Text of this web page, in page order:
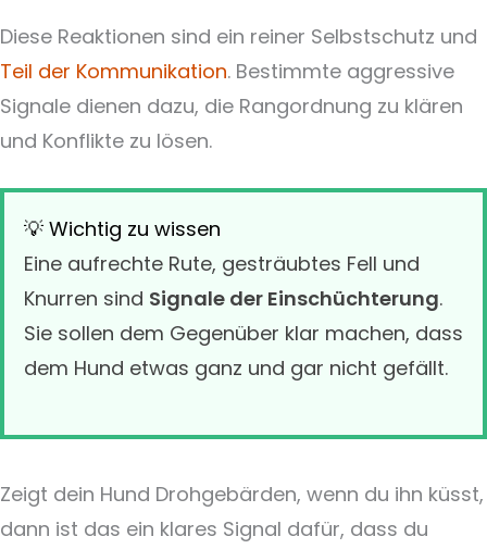
Diese Reaktionen sind ein reiner Selbstschutz und
Teil der Kommunikation. Bestimmte aggressive
Signale dienen dazu, die Rangordnung zu klären
und Konflikte zu lösen.
💡 Wichtig zu wissen
Eine aufrechte Rute, gesträubtes Fell und
Knurren sind Signale der Einschüchterung.
Sie sollen dem Gegenüber klar machen, dass
dem Hund etwas ganz und gar nicht gefällt.
Zeigt dein Hund Drohgebärden, wenn du ihn küsst,
dann ist das ein klares Signal dafür, dass du